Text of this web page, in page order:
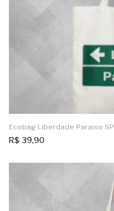
Ecobag Liberdade Paraiso SP
R$ 39,90